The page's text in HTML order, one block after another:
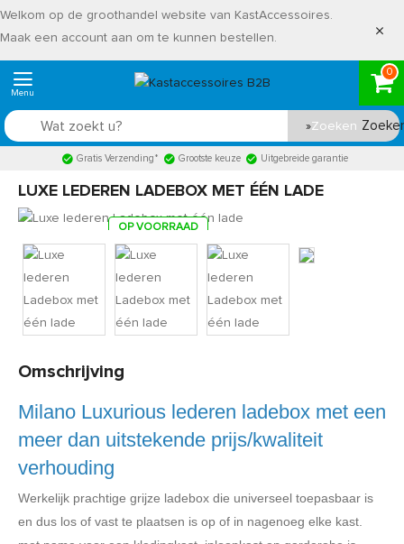
Welkom op de groothandel website van KastAccessoires.
Maak een account aan om te kunnen bestellen.
0
Zoeken
Gratis Verzending* Grootste keuze Uitgebreide garantie
LUXE LEDEREN LADEBOX MET ÉÉN LADE
OP VOORRAAD
Omschrijving
Milano Luxurious lederen ladebox met een
meer dan uitstekende prijs/kwaliteit
verhouding
Werkelijk prachtige grijze ladebox die universeel toepasbaar is
en dus los of vast te plaatsen is op of in nagenoeg elke kast.